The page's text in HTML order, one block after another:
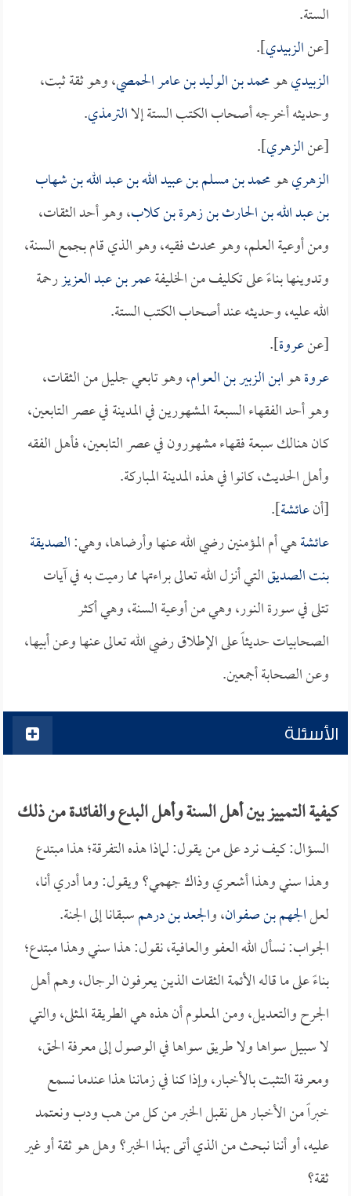
الستة.
[عنالزبيدي].
الزبيديهومحمد بن الوليد بن عامر الحمصي، وهو ثقة ثبت،
وحديثه أخرجه أصحاب الكتب الستة إلاالترمذي.
[عنالزهري].
الزهريهومحمد بن مسلم بن عبيد الله بن عبد الله بن شهاب
بن عبد الله بن الحارث بن زهرة بن كلاب، وهو أحد الثقات،
ومن أوعية العلم، وهو محدث فقيه، وهو الذي قام بجمع السنة،
وتدوينها بناءً على تكليف من الخليفةعمر بن عبد العزيزرحمة
الله عليه، وحديثه عند أصحاب الكتب الستة.
[عنعروة].
عروةهوابن الزبير بن العوام، وهو تابعي جليل من الثقات،
وهو أحد الفقهاء السبعة المشهورين في المدينة في عصر التابعين،
كان هنالك سبعة فقهاء مشهورون في عصر التابعين، فأهل الفقه
وأهل الحديث، كانوا في هذه المدينة المباركة.
[أنعائشة].
عائشةهي أم المؤمنين رضي الله عنها وأرضاها، وهي:الصديقة
بنت الصديقالتي أنزل الله تعالى براءتها مما رميت به في آيات
تتلى في سورة النور، وهي من أوعية السنة، وهي أكثر
الصحابيات حديثاً على الإطلاق رضي الله تعالى عنها وعن أبيها،
وعن الصحابة أجمعين.
الأسئلة
كيفية التمييز بين أهل السنة وأهل البدع والفائدة من ذلك
السؤال: كيف نرد على من يقول: لماذا هذه التفرقة؛ هذا مبتدع
وهذا سني وهذا أشعري وذاك جهمي؟ ويقول: وما أدري أنا،
لعلالجهم بن صفوان، والجعد بن درهمسبقانا إلى الجنة.
الجواب: نسأل الله العفو والعافية، نقول: هذا سني وهذا مبتدع؛
بناءً على ما قاله الأئمة الثقات الذين يعرفون الرجال، وهم أهل
الجرح والتعديل، ومن المعلوم أن هذه هي الطريقة المثلى، والتي
لا سبيل سواها ولا طريق سواها في الوصول إلى معرفة الحق،
ومعرفة التثبت بالأخبار، وإذا كنا في زماننا هذا عندما نسمع
خبراً من الأخبار هل نقبل الخبر من كل من هب ودب ونعتمد
عليه، أو أننا نبحث من الذي أتى بهذا الخبر؟ وهل هو ثقة أو غير
ثقة؟